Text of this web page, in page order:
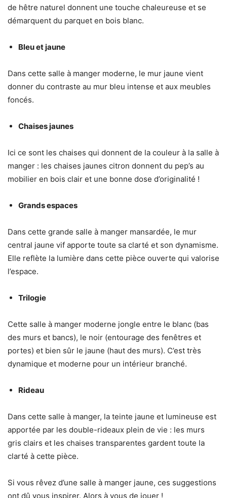
de hêtre naturel donnent une touche chaleureuse et se
démarquent du parquet en bois blanc.
Bleu et jaune
Dans cette salle à manger moderne, le mur jaune vient
donner du contraste au mur bleu intense et aux meubles
foncés.
Chaises jaunes
Ici ce sont les chaises qui donnent de la couleur à la salle à
manger : les chaises jaunes citron donnent du pep’s au
mobilier en bois clair et une bonne dose d’originalité !
Grands espaces
Dans cette grande salle à manger mansardée, le mur
central jaune vif apporte toute sa clarté et son dynamisme.
Elle reflète la lumière dans cette pièce ouverte qui valorise
l’espace.
Trilogie
Cette salle à manger moderne jongle entre le blanc (bas
des murs et bancs), le noir (entourage des fenêtres et
portes) et bien sûr le jaune (haut des murs). C’est très
dynamique et moderne pour un intérieur branché.
Rideau
Dans cette salle à manger, la teinte jaune et lumineuse est
apportée par les double-rideaux plein de vie : les murs
gris clairs et les chaises transparentes gardent toute la
clarté à cette pièce.
Si vous rêvez d’une salle à manger jaune, ces suggestions
ont dû vous inspirer. Alors à vous de jouer !